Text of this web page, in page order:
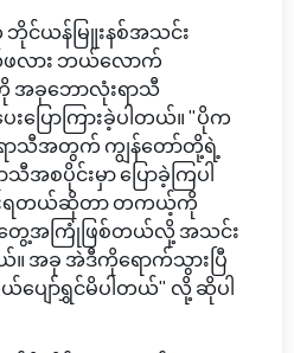
ဘိုင်ယန်မြူးနစ်အသင်း
လား ဘယ်လောက်
အခုဘောလုံးရာသီ
ပြောကြားခဲ့ပါတယ်။ "ပိုက
ာသီအတွက် ကျွန်တော်တို့ရဲ့
စပိုင်းမှာ ပြောခဲ့ကြပါ
းရတယ်ဆိုတာ တကယ့်ကို
ေ့အကြုံဖြစ်တယ်လို့ အသင်း
ယ်။ အခု အဲဒီကိုရောက်သွားပြီ
ျော်ရွှင်မိပါတယ်" လို့ ဆိုပါ